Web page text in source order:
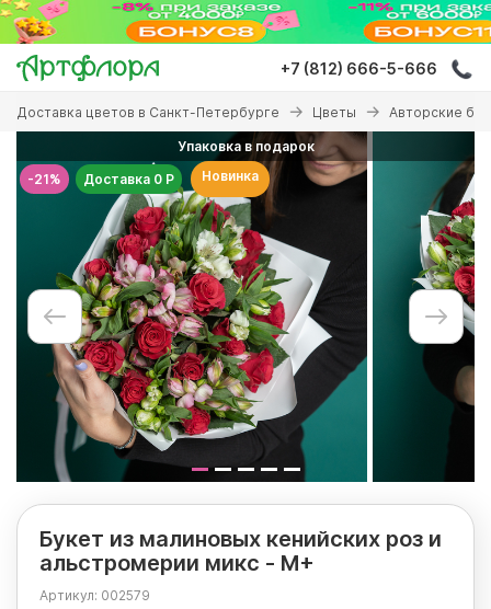
Перейти
основному
содержанию
+7 (812) 666-5-666
Вы
здесь
Доставка цветов в Санкт-Петербурге Цветы Авторские
-21%
Упаковка в подарок
Доставка 0 Р
Новинка
Букет из малиновых кенийских роз и
альстромерии микс - М+
Артикул: 002579